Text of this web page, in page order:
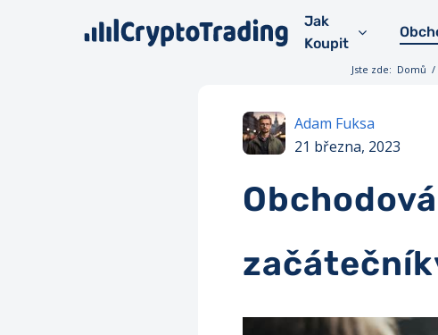
Jak
Koupit
Jste zde: Domů /
Adam Fuksa
21 března, 2023